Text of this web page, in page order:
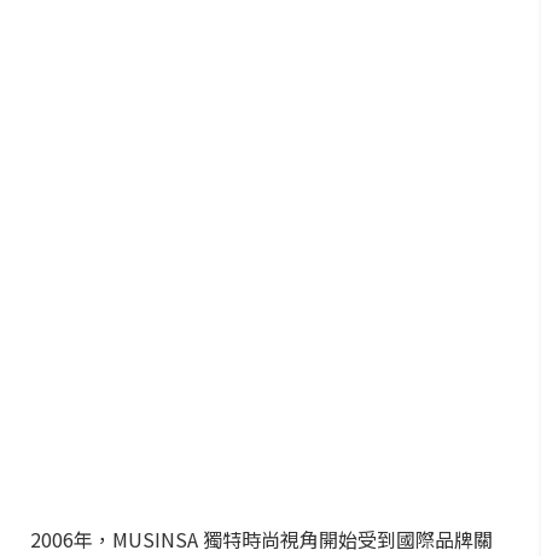
2006年，MUSINSA 獨特時尚視角開始受到國際品牌關